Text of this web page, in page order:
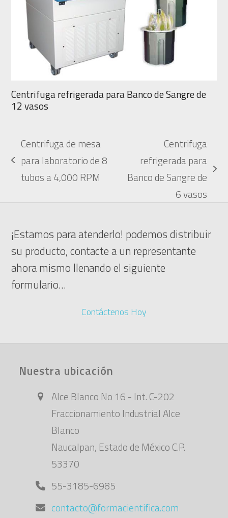
Centrifuga refrigerada para Banco de Sangre de
12 vasos
previous
post:
Centrifuga de mesa
para laboratorio de 8
tubos a 4,000 RPM
next
Centrifuga
refrigerada para
Banco de Sangre de
6 vasos
¡Estamos para atenderlo! podemos distribuir
su producto, contacte a un representante
ahora mismo llenando el siguiente
formulario...
Contáctenos Hoy
Nuestra ubicación
Alce Blanco No 16 - Int. C-202
Fraccionamiento Industrial Alce
Blanco
Naucalpan, Estado de México C.P.
53370
55-3185-6985
contacto@formacientifica.com